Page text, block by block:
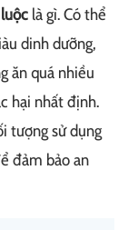
là gì. Có thể
dinh dưỡng,
ăn quá nhiều
hại nhất định.
tượng sử dụng
đảm bảo an